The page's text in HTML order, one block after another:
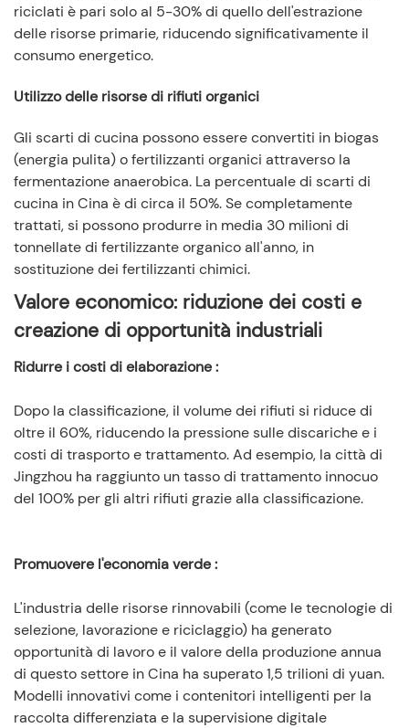
riciclati è pari solo al 5-30% di quello dell'estrazione
delle risorse primarie, riducendo significativamente il
consumo energetico.
Utilizzo delle risorse di rifiuti organici
Gli scarti di cucina possono essere convertiti in biogas
(energia pulita) o fertilizzanti organici attraverso la
fermentazione anaerobica. La percentuale di scarti di
cucina in Cina è di circa il 50%. Se completamente
trattati, si possono produrre in media 30 milioni di
tonnellate di fertilizzante organico all'anno, in
sostituzione dei fertilizzanti chimici.
Valore economico: riduzione dei costi e
creazione di opportunità industriali
Ridurre i costi di elaborazione:
Dopo la classificazione, il volume dei rifiuti si riduce di
oltre il 60%, riducendo la pressione sulle discariche e i
costi di trasporto e trattamento. Ad esempio, la città di
Jingzhou ha raggiunto un tasso di trattamento innocuo
del 100% per gli altri rifiuti grazie alla classificazione.
Promuovere l'economia verde:
L'industria delle risorse rinnovabili (come le tecnologie di
selezione, lavorazione e riciclaggio) ha generato
opportunità di lavoro e il valore della produzione annua
di questo settore in Cina ha superato 1,5 trilioni di yuan.
Modelli innovativi come i contenitori intelligenti per la
raccolta differenziata e la supervisione digitale